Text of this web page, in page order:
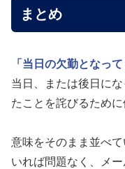
まとめ
「当日の欠勤となっ
当日、または後日に
たことを詫びるために
意味をそのまま並べ
いれば問題なく、メ